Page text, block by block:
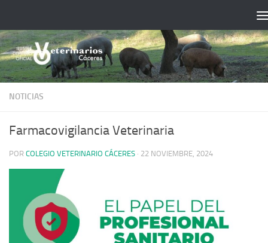
NOTICIAS
Farmacovigilancia Veterinaria
POR COLEGIO VETERINARIO CÁCERES · 22 NOVIEMBRE, 2024